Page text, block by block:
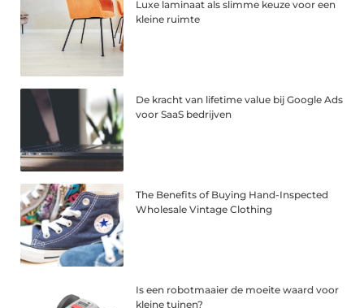
Luxe laminaat als slimme keuze voor een
kleine ruimte
De kracht van lifetime value bij Google Ads
voor SaaS bedrijven
The Benefits of Buying Hand-Inspected
Wholesale Vintage Clothing
Is een robotmaaier de moeite waard voor
kleine tuinen?